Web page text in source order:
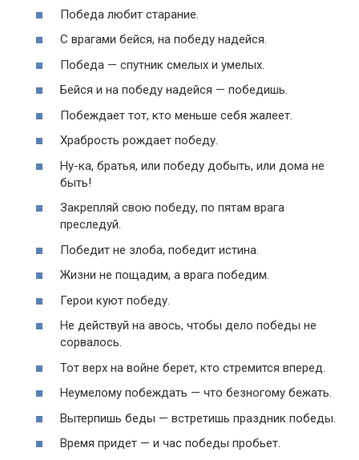
Победа любит старание.
С врагами бейся, на победу надейся.
Победа — спутник смелых и умелых.
Бейся и на победу надейся — победишь.
Побеждает тот, кто меньше себя жалеет.
Храбрость рождает победу.
Ну-ка, братья, или победу добыть, или дома не
быть!
Закрепляй свою победу, по пятам врага
преследуй.
Победит не злоба, победит истина.
Жизни не пощадим, а врага победим.
Герои куют победу.
Не действуй на авось, чтобы дело победы не
сорвалось.
Тот верх на войне берет, кто стремится вперед.
Неумелому побеждать — что безногому бежать.
Вытерпишь беды — встретишь праздник победы.
Время придет — и час победы пробьет.